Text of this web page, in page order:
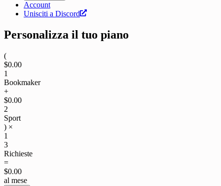
Account
Unisciti a Discord
Personalizza il tuo piano
(
$0.00
1
Bookmaker
+
$0.00
2
Sport
) ×
1
3
Richieste
=
$0.00
al mese